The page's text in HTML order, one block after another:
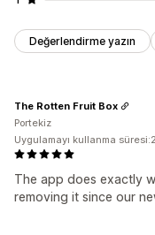
Değerlendirme yazın
The app does exactly
removing it since our
The Rotten Fruit Box
Portekiz
Uygulamayı kullanma